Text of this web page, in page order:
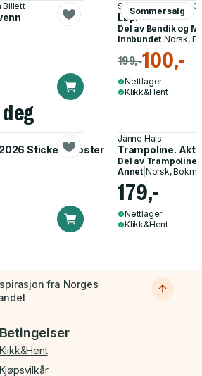
Billett Sommersalg
Sverre Henmo, Bo
Løp!
Del av Bendik og
Innbundet Norsk,
199,-100,-
Nettlager
Klikk&Hent
Sticker Booster
Janne Hals
Trampoline.
Del av Trampoline
Annet| Norsk,
179,-
Nettlager
Klikk&Hent
fra Norges
Klikk&Hent
Kjøpsvilkår